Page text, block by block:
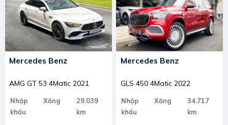
Mercedes Benz
AMG GT 53 4Matic 2021
Nhập
khẩu
Xăng
29.039
km
Mercedes Benz
GLS 450 4Matic 2022
Nhập
khẩu
Xăng
34.717
km